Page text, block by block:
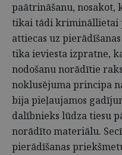
paātrināšanu,
tikai tādi krimināllietai
attiecas uz
tika ieviesta izpratne,
nodošanu norādītie
noklusējuma principa
bija pieļaujamos
dalībnieks lūdza tiesu
norādīto materiālu.
pierādīšanas